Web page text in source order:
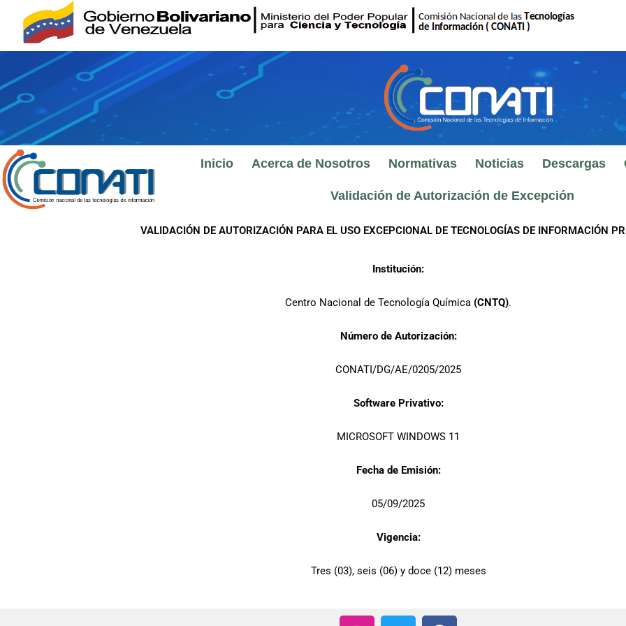
contenido
Inicio Acerca de Nosotros Normativas Noticias Descargas
Validación de Autorización de Excepción
VALIDACIÓN DE AUTORIZACIÓN PARA EL USO EXCEPCIONAL DE TECNOLOGÍAS DE INFORMACIÓN
Institución:
Centro Nacional de Tecnología Química (CNTQ).
Número de Autorización:
CONATI/DG/AE/0205/2025
Software Privativo:
MICROSOFT WINDOWS 11
Fecha de Emisión:
05/09/2025
Vigencia:
Tres (03), seis (06) y doce (12) meses